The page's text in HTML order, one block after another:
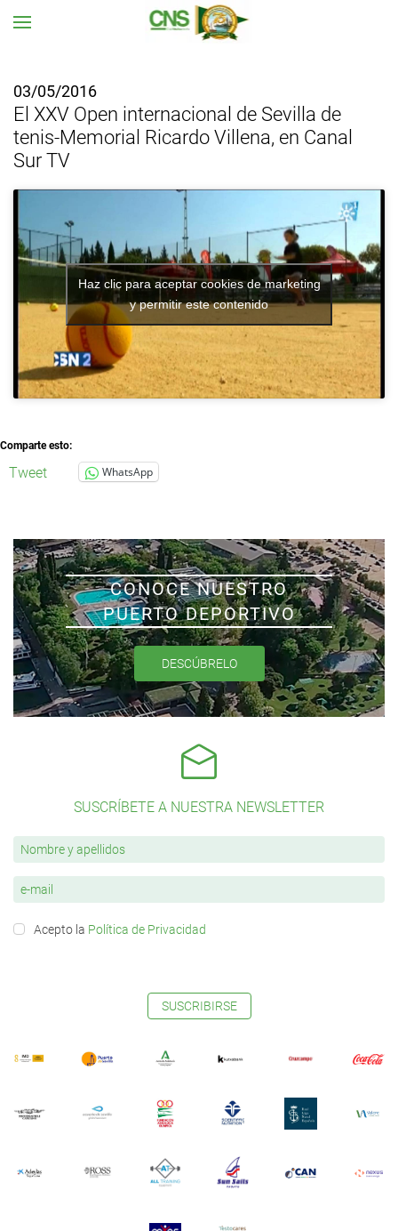
03/05/2016
El XXV Open internacional de Sevilla de
tenis-Memorial Ricardo Villena, en Canal
Sur TV
Haz clic para aceptar cookies de marketing
y permitir este contenido
Comparte esto:
Tweet WhatsApp
CONOCE NUESTRO
PUERTO DEPORTIVO
DESCÚBRELO
SUSCRÍBETE A NUESTRA NEWSLETTER
Acepto la Política de Privacidad
SUSCRIBIRSE